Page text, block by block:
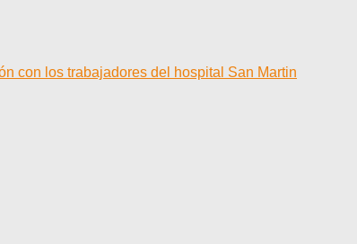
con los trabajadores del hospital San Martin